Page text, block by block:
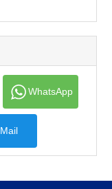
WhatsApp
Mail